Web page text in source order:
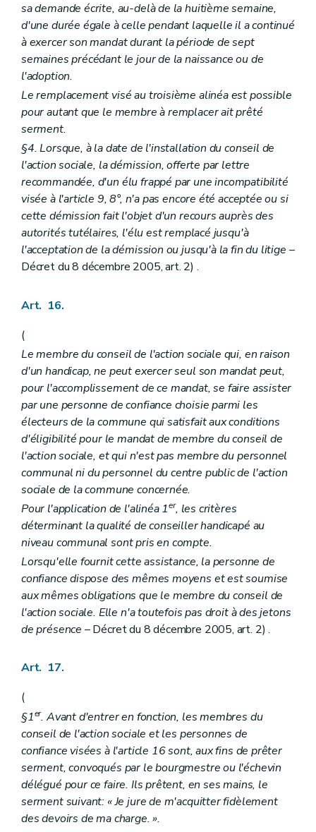
sa demande écrite, au-delà de la huitième semaine,
d'une durée égale à celle pendant laquelle il a continué
à exercer son mandat durant la période de sept
semaines précédant le jour de la naissance ou de
l'adoption.
Le remplacement visé au troisième alinéa est possible
pour autant que le membre à remplacer ait prêté
serment.
§4. Lorsque, à la date de l'installation du conseil de
l'action sociale, la démission, offerte par lettre
recommandée, d'un élu frappé par une incompatibilité
visée à l'article 9, 8°, n'a pas encore été acceptée ou si
cette démission fait l'objet d'un recours auprès des
autorités tutélaires, l'élu est remplacé jusqu'à
l'acceptation de la démission ou jusqu'à la fin du litige –
Décret du 8 décembre 2005, art. 2) .
Art. 16.
(
Le membre du conseil de l'action sociale qui, en raison
d'un handicap, ne peut exercer seul son mandat peut,
pour l'accomplissement de ce mandat, se faire assister
par une personne de confiance choisie parmi les
électeurs de la commune qui satisfait aux conditions
d'éligibilité pour le mandat de membre du conseil de
l'action sociale, et qui n'est pas membre du personnel
communal ni du personnel du centre public de l'action
sociale de la commune concernée.
Pour l'application de l'alinéa 1er, les critères
déterminant la qualité de conseiller handicapé au
niveau communal sont pris en compte.
Lorsqu'elle fournit cette assistance, la personne de
confiance dispose des mêmes moyens et est soumise
aux mêmes obligations que le membre du conseil de
l'action sociale. Elle n'a toutefois pas droit à des jetons
de présence – Décret du 8 décembre 2005, art. 2) .
Art. 17.
(
§1er. Avant d'entrer en fonction, les membres du
conseil de l'action sociale et les personnes de
confiance visées à l'article 16 sont, aux fins de prêter
serment, convoqués par le bourgmestre ou l'échevin
délégué pour ce faire. Ils prêtent, en ses mains, le
serment suivant: « Je jure de m'acquitter fidèlement
des devoirs de ma charge. ».